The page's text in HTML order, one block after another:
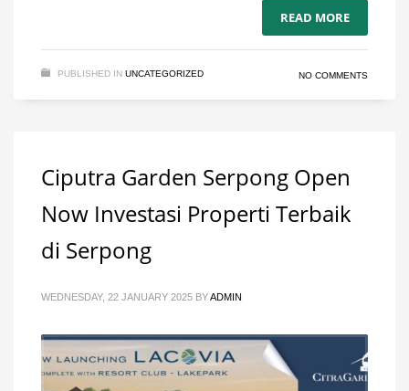
READ MORE
PUBLISHED IN UNCATEGORIZED NO COMMENTS
Ciputra Garden Serpong Open
Now Investasi Properti Terbaik
di Serpong
WEDNESDAY, 22 JANUARY 2025 BYADMIN